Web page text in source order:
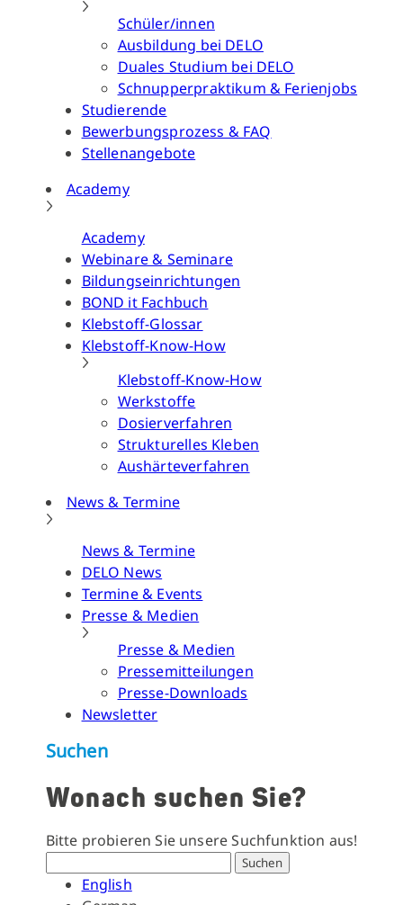
Schüler/innen
Ausbildung bei DELO
Duales Studium bei DELO
Schnupperpraktikum & Ferienjobs
Studierende
Bewerbungsprozess & FAQ
Stellenangebote
Academy
Academy
Webinare & Seminare
Bildungseinrichtungen
BOND it Fachbuch
Klebstoff-Glossar
Klebstoff-Know-How
Klebstoff-Know-How
Werkstoffe
Dosierverfahren
Strukturelles Kleben
Aushärteverfahren
News & Termine
News & Termine
DELO News
Termine & Events
Presse & Medien
Presse & Medien
Pressemitteilungen
Presse-Downloads
Newsletter
Suchen
Wonach suchen Sie?
Bitte probieren Sie unsere Suchfunktion aus!
Suchen
English